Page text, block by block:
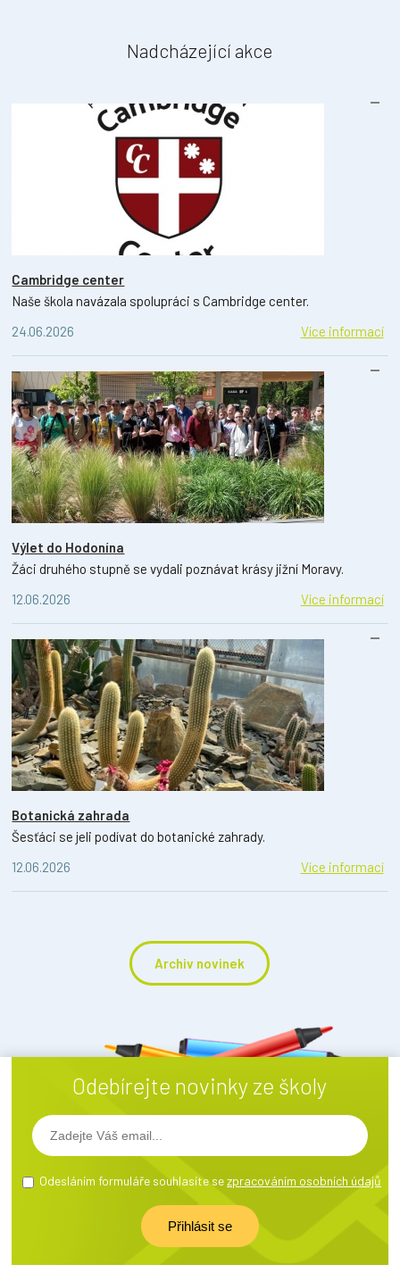
Nadcházející akce
Cambridge center
Naše škola navázala spolupráci s Cambridge center.
24.06.2026
Více informací
Výlet do Hodonína
Žáci druhého stupně se vydali poznávat krásy jižní Moravy.
12.06.2026
Více informací
Botanická zahrada
Šesťáci se jeli podívat do botanické zahrady.
12.06.2026
Více informací
Archiv novinek
Odebírejte novinky ze školy
Odesláním formuláře souhlasíte sezpracováním osobních údajů